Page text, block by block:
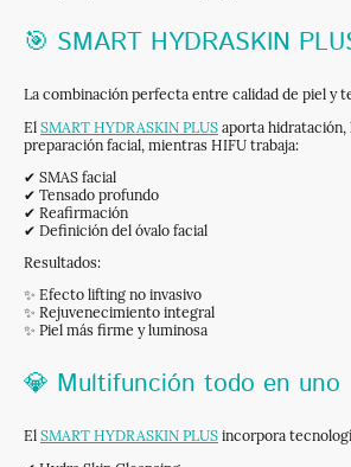
🎯 SMART HYDRASKIN
La combinación perfecta entre calidad de piel y
El SMART HYDRASKIN PLUS aporta hidratación,
preparación facial, mientras HIFU trabaja:
✔ SMAS facial
✔ Tensado profundo
✔ Reafirmación
✔ Definición del óvalo facial
Resultados:
✨ Efecto lifting no invasivo
✨ Rejuvenecimiento integral
✨ Piel más firme y luminosa
💎 Multifunción todo en uno
El SMART HYDRASKIN PLUS incorpora